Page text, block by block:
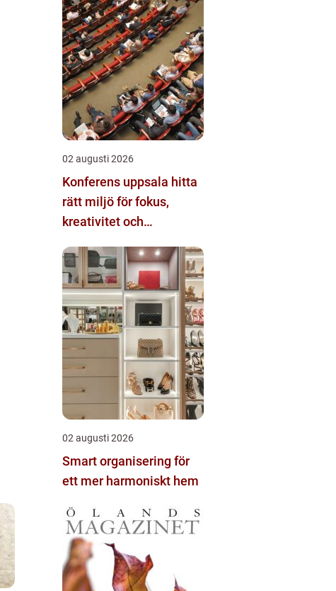
02 augusti 2026
Konferens uppsala hitta
rätt miljö för fokus,
kreativitet och
02 augusti 2026
Smart organisering för
ett mer harmoniskt hem